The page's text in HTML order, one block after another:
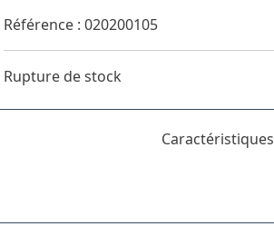
Référence : 020200105
Rupture de stock
Caractéristiques